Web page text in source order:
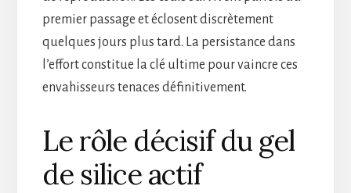
premier passage et éclosent discrètement
quelques jours plus tard. La persistance dans
l’effort constitue la clé ultime pour vaincre ces
envahisseurs tenaces définitivement.
Le rôle décisif du gel
de silice actif